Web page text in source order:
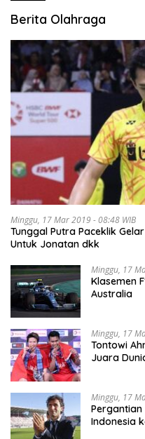
Berita Olahraga
Minggu, 17 Mar 2019 - 08:48 WIB
Tunggal Putra Paceklik
Untuk Jonatan dkk
Minggu, 17
Klasemen
Australia
Minggu, 17
Tontowi
Juara
Minggu, 17
Pergantian
Indonesia